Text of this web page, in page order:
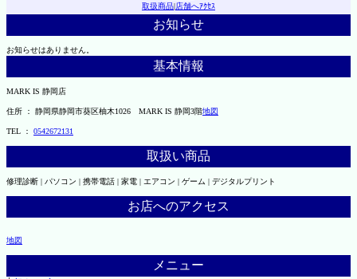
取扱商品|店舗へｱｸｾｽ
お知らせ
お知らせはありません。
基本情報
MARK IS 静岡店
住所 ： 静岡県静岡市葵区柚木1026 MARK IS 静岡3階地図
TEL ： 0542672131
取扱い商品
修理診断 | パソコン | 携帯電話 | 家電 | エアコン | ゲーム | デジタルプリント
お店へのアクセス
地図
メニュー